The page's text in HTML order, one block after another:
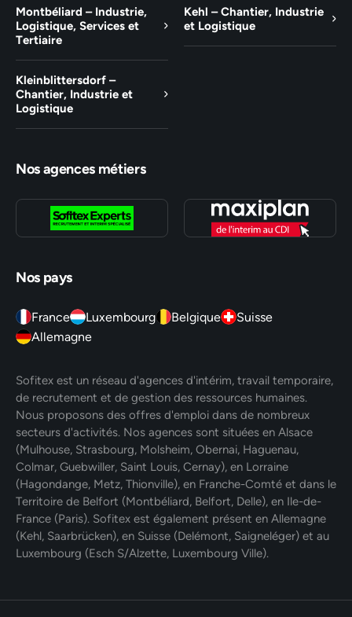
Montbéliard – Industrie,
Logistique, Services et
Tertiaire
Kehl – Chantier, Industrie
et Logistique
Kleinblittersdorf –
Chantier, Industrie et
Logistique
Nos agences métiers
Nos pays
France Luxembourg Belgique
Suisse
Allemagne
Sofitex est un réseau d'agences d'intérim, travail temporaire,
de recrutement et de gestion des ressources humaines.
Nous proposons des offres d'emploi dans de nombreux
secteurs d'activités. Nos agences sont situées en Alsace
(Mulhouse, Strasbourg, Molsheim, Obernai, Haguenau,
Colmar, Guebwiller, Saint Louis, Cernay), en Lorraine
(Hagondange, Metz, Thionville), en Franche-Comté et dans le
Territoire de Belfort (Montbéliard, Belfort, Delle), en Ile-de-
France (Paris). Sofitex est également présent en Allemagne
(Kehl, Saarbrücken), en Suisse (Delémont, Saigneléger) et au
Luxembourg (Esch S/Alzette, Luxembourg Ville).